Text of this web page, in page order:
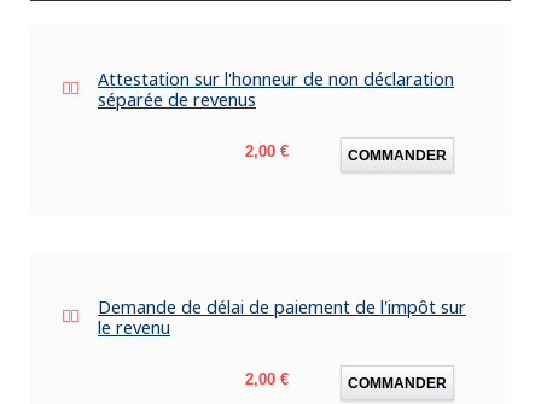
Attestation sur l'honneur de non déclaration
séparée de revenus
Prix
2,00 € COMMANDER
Demande de délai de paiement de l'impôt sur
le revenu
Prix
2,00 € COMMANDER